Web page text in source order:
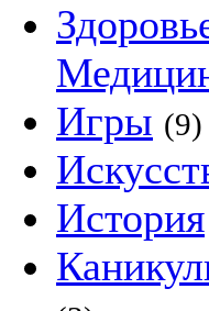
Игры (9)
История